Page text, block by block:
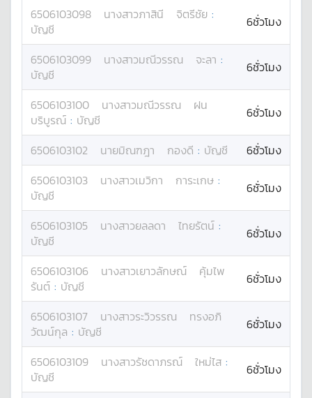
6506103098 นางสาวภาสินี จิตรีชัย :
บัญชี
6ชั่วโมง
6506103099 นางสาวมณีวรรณ จะลา :
บัญชี
6ชั่วโมง
6506103100 นางสาวมณีวรรณ
ฝน
บริบูรณ์ : บัญชี 6ชั่วโมง
6506103102 นายมิณฑฎา กองดี : บัญชี
6ชั่วโมง
6506103103
นางสาวเมวิกา การะเกษ :
บัญชี
6ชั่วโมง
6506103105 นางสาวยลลดา ไทยรัตน์ :
บัญชี
6ชั่วโมง
6506103106 นางสาวเยาวลักษณ์
คุ้มไพ
รันต์ : บัญชี 6ชั่วโมง
6506103107 นางสาวระวิวรรณ
ทรงอภิ
วัฒน์กุล : บัญชี 6ชั่วโมง
6506103109 นางสาวรัชดาภรณ์ ใหม่ไส :
บัญชี
6ชั่วโมง